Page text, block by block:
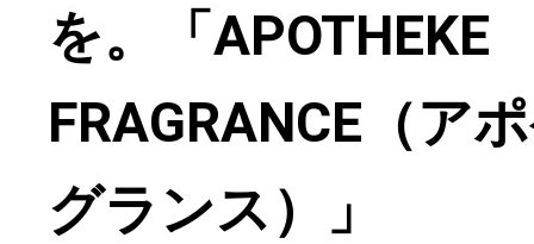
を。「APOTHEKE
FRAGRANCE（ア
グランス）」